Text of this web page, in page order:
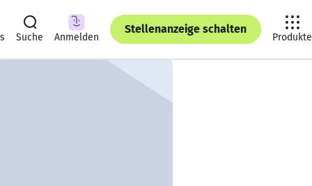
Suche Anmelden
Stellenanzeige schalten
Produkte